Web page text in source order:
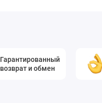
Гарантированный
возврат и обмен